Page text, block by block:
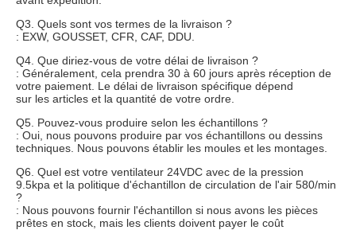
Q3. Quels sont vos termes de la livraison ?
: EXW, GOUSSET, CFR, CAF, DDU.
Q4. Que diriez-vous de votre délai de livraison ?
: Généralement, cela prendra 30 à 60 jours après réception de
votre paiement. Le délai de livraison spécifique dépend
sur les articles et la quantité de votre ordre.
Q5. Pouvez-vous produire selon les échantillons ?
: Oui, nous pouvons produire par vos échantillons ou dessins
techniques. Nous pouvons établir les moules et les montages.
Q6. Quel est votre ventilateur 24VDC avec de la pression
9.5kpa et la politique d'échantillon de circulation de l'air 580/min
?
: Nous pouvons fournir l'échantillon si nous avons les pièces
prêtes en stock, mais les clients doivent payer le coût